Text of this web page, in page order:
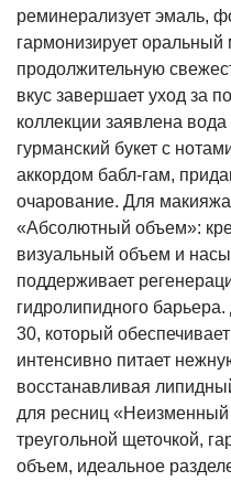
реминерализует эмаль,
гармонизирует
продолжительную
вкус завершает уход за
коллекции заявлена
гурманский букет с
аккордом бабл-гам,
очарование. Для
«Абсолютный объем»:
визуальный объем и
поддерживает
гидролипидного
30, который
интенсивно питает
восстанавливая
для ресниц
треугольной щеточкой,
объем, идеальное